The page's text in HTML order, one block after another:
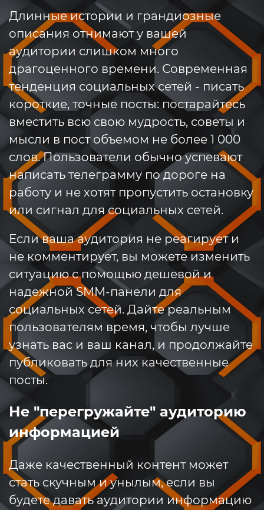
Длинные истории и грандиозные
описания отнимают у вашей
аудитории слишком много
драгоценного времени. Современная
тенденция социальных сетей - писать
короткие, точные посты: постарайтесь
вместить всю свою мудрость, советы и
мысли в пост объемом не более 1 000
слов. Пользователи обычно успевают
написать телеграмму по дороге на
работу и не хотят пропустить остановку
или сигнал для социальных сетей.
Если ваша аудитория не реагирует и
не комментирует, вы можете изменить
ситуацию с помощью дешевой и
надежной SMM-панели для
социальных сетей. Дайте реальным
пользователям время, чтобы лучше
узнать вас и ваш канал, и продолжайте
публиковать для них качественные
посты.
Не "перегружайте" аудиторию
информацией
Даже качественный контент может
стать скучным и унылым, если вы
будете давать аудитории информацию